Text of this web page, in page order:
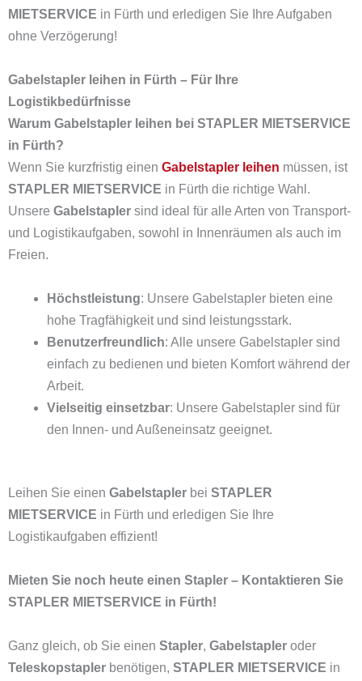
MIETSERVICE in Fürth und erledigen Sie Ihre Aufgaben
ohne Verzögerung!
Gabelstapler leihen in Fürth – Für Ihre
Logistikbedürfnisse
Warum Gabelstapler leihen bei STAPLER MIETSERVICE
in Fürth?
Wenn Sie kurzfristig einen Gabelstapler leihen müssen, ist
STAPLER MIETSERVICE in Fürth die richtige Wahl.
Unsere Gabelstapler sind ideal für alle Arten von Transport-
und Logistikaufgaben, sowohl in Innenräumen als auch im
Freien.
Höchstleistung: Unsere Gabelstapler bieten eine
hohe Tragfähigkeit und sind leistungsstark.
Benutzerfreundlich: Alle unsere Gabelstapler sind
einfach zu bedienen und bieten Komfort während der
Arbeit.
Vielseitig einsetzbar: Unsere Gabelstapler sind für
den Innen- und Außeneinsatz geeignet.
Leihen Sie einen Gabelstapler bei STAPLER
MIETSERVICE in Fürth und erledigen Sie Ihre
Logistikaufgaben effizient!
Mieten Sie noch heute einen Stapler – Kontaktieren Sie
STAPLER MIETSERVICE in Fürth!
Ganz gleich, ob Sie einen Stapler, Gabelstapler oder
Teleskopstapler benötigen, STAPLER MIETSERVICE in